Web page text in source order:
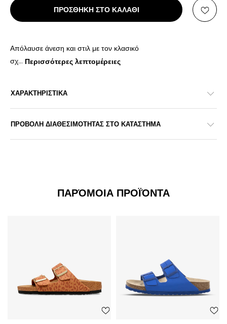
ΠΡΟΣΘΗΚΗ ΣΤΟ ΚΑΛΑΘΙ
Απόλαυσε άνεση και στιλ με τον κλασικό
σχ... Περισσότερες λεπτομέρειες
ΧΑΡΑΚΤΗΡΙΣΤΙΚΑ
ΠΡΟΒΟΛΗ ΔΙΑΘΕΣΙΜΟΤΗΤΑΣ ΣΤΟ ΚΑΤΑΣΤΗΜΑ
ΠΑΡΌΜΟΙΑ ΠΡΟΪΌΝΤΑ